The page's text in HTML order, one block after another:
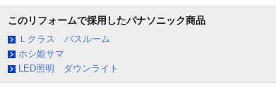
このリフォームで採用したパナソニック商品
Ｌクラス バスルーム
ホシ姫サマ
LED照明 ダウンライト